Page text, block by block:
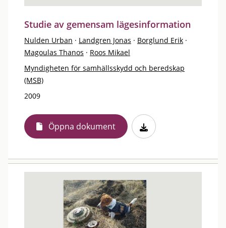
Studie av gemensam lägesinformation
Nulden Urban · Landgren Jonas · Borglund Erik ·
Magoulas Thanos · Roos Mikael
Myndigheten för samhällsskydd och beredskap
(MSB)
2009
Öppna dokument